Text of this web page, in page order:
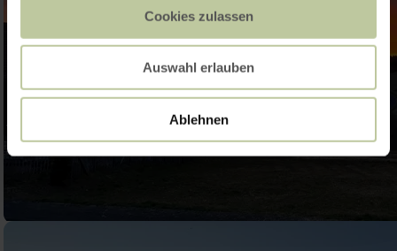
Cookies zulassen
Auswahl erlauben
Ablehnen